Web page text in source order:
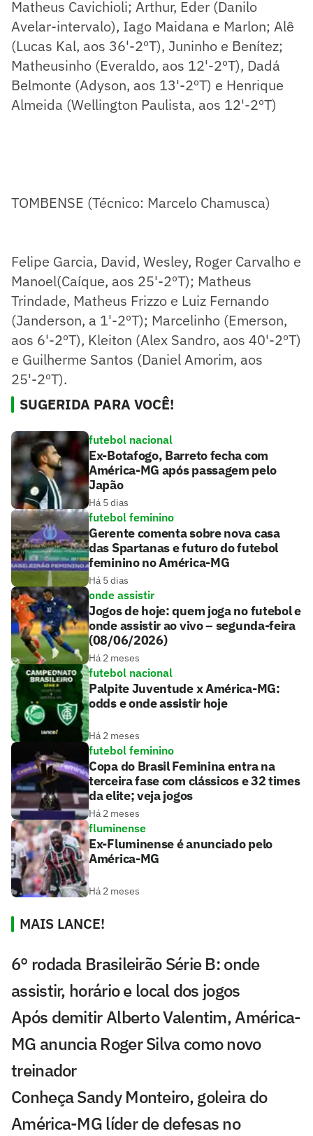
Matheus Cavichioli; Arthur, Eder (Danilo
Avelar-intervalo), Iago Maidana e Marlon; Alê
(Lucas Kal, aos 36'-2ºT), Juninho e Benítez;
Matheusinho (Everaldo, aos 12'-2ºT), Dadá
Belmonte (Adyson, aos 13'-2ºT) e Henrique
Almeida (Wellington Paulista, aos 12'-2ºT)
TOMBENSE (Técnico: Marcelo Chamusca)
Felipe Garcia, David, Wesley, Roger Carvalho e
Manoel(Caíque, aos 25'-2ºT); Matheus
Trindade, Matheus Frizzo e Luiz Fernando
(Janderson, a 1'-2ºT); Marcelinho (Emerson,
aos 6'-2ºT), Kleiton (Alex Sandro, aos 40'-2ºT)
e Guilherme Santos (Daniel Amorim, aos
25'-2ºT).
SUGERIDA PARA VOCÊ!
futebol nacional
Ex-Botafogo, Barreto fecha com
América-MG após passagem pelo
Japão
Há 5 dias
futebol feminino
Gerente comenta sobre nova casa
das Spartanas e futuro do futebol
feminino no América-MG
Há 5 dias
onde assistir
Jogos de hoje: quem joga no futebol e
onde assistir ao vivo – segunda-feira
(08/06/2026)
Há 2 meses
futebol nacional
Palpite Juventude x América-MG:
odds e onde assistir hoje
Há 2 meses
futebol feminino
Copa do Brasil Feminina entra na
terceira fase com clássicos e 32 times
da elite; veja jogos
Há 2 meses
fluminense
Ex-Fluminense é anunciado pelo
América-MG
Há 2 meses
MAIS LANCE!
6° rodada Brasileirão Série B: onde
assistir, horário e local dos jogos
Após demitir Alberto Valentim, América-
MG anuncia Roger Silva como novo
treinador
Conheça Sandy Monteiro, goleira do
América-MG líder de defesas no